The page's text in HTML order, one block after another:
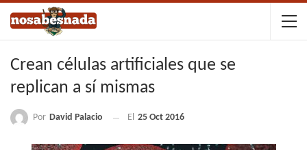
Crean células artificiales que se
replican a sí mismas
Por David Palacio El 25 Oct 2016